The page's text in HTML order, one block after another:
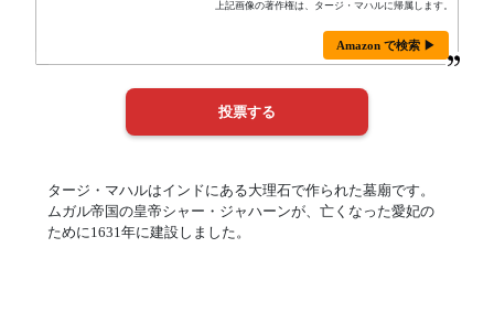
上記画像の著作権は、タージ・マハルに帰属します。
Amazon で検索 ▶
タージ・マハルはインドにある大理石で作られた墓廟です。
ムガル帝国の皇帝シャー・ジャハーンが、亡くなった愛妃の
ために1631年に建設しました。